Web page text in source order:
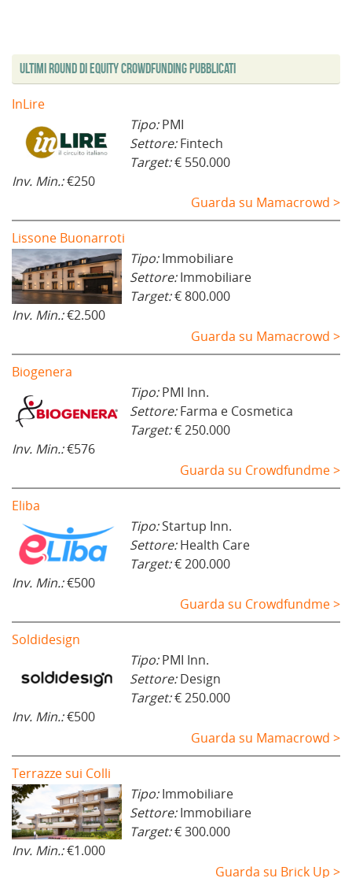
i
n
e
s
r
)
a
)
)
Ultimi Round di Equity Crowdfunding Pubblicati
InLire
Tipo:PMI
Settore:Fintech
Target:€ 550.000
Inv. Min.:€250
Guarda su Mamacrowd >
Lissone Buonarroti
Tipo:Immobiliare
Settore:Immobiliare
Target:€ 800.000
Inv. Min.:€2.500
Guarda su Mamacrowd >
Biogenera
Tipo:PMI Inn.
Settore:Farma e Cosmetica
Target:€ 250.000
Inv. Min.:€576
Guarda su Crowdfundme >
Eliba
Tipo:Startup Inn.
Settore:Health Care
Target:€ 200.000
Inv. Min.:€500
Guarda su Crowdfundme >
Soldidesign
Tipo:PMI Inn.
Settore:Design
Target:€ 250.000
Inv. Min.:€500
Guarda su Mamacrowd >
Terrazze sui Colli
Tipo:Immobiliare
Settore:Immobiliare
Target:€ 300.000
Inv. Min.:€1.000
Guarda su Brick Up >